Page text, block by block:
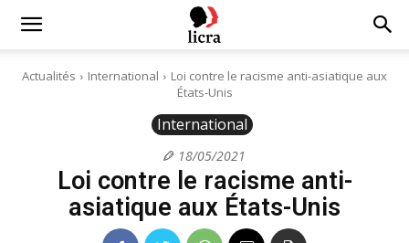
Licra
Actualités International
Loi contre le racisme anti-asiatique aux
États-Unis
International
18/05/2021
Loi contre le racisme anti-
asiatique aux États-Unis